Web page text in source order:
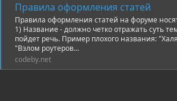
Правила оформления статей
Правила оформления статей на форуме
1) Название - должно четко отражать суть
пойдет речь. Пример плохого названия:
"Взлом роутеров...
codeby.net